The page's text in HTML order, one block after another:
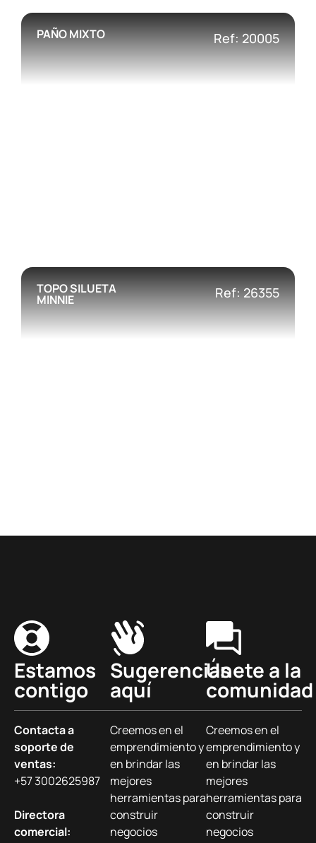
PAÑO MIXTO Ref: 20005
TOPO SILUETA
MINNIE Ref: 26355
Estamos
contigo
Contacta a
soporte de
ventas:
+57 3002625987
Directora
comercial:
Sugerencias
aquí
Creemos en el
emprendimiento y
en brindar las
mejores
herramientas para
construir
negocios
Únete a la
comunidad
Creemos en el
emprendimiento y
en brindar las
mejores
herramientas para
construir
negocios